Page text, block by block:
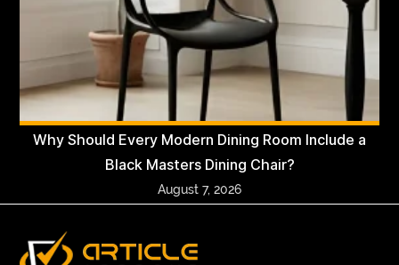
Why Should Every Modern Dining Room Include a
Black Masters Dining Chair?
August 7, 2026